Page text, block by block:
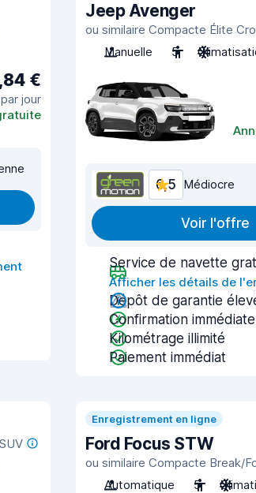
€
par jour
Jeep Avenger
ou similaire Compacte Élite
Manuelle
5
6,5 Médiocre
Voir l'offre
Service de navette
Afficher les détails de
Dépôt de garantie
Confirmation
Kilométrage illimité
Paiement immédiat
Enregistrement en ligne
Ford Focus STW
ou similaire Compacte Break/
Automatique
5